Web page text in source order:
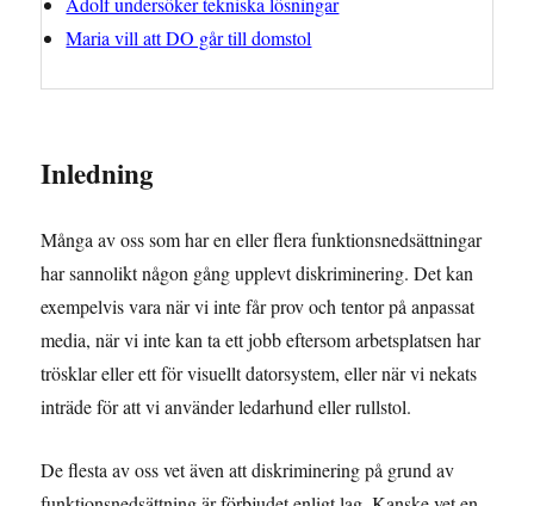
Maria vill att DO går till domstol
Inledning
Många av oss som har en eller flera funktionsnedsättningar
har sannolikt någon gång upplevt diskriminering. Det kan
exempelvis vara när vi inte får prov och tentor på anpassat
media, när vi inte kan ta ett jobb eftersom arbetsplatsen har
trösklar eller ett för visuellt datorsystem, eller när vi nekats
inträde för att vi använder ledarhund eller rullstol.
De flesta av oss vet även att diskriminering på grund av